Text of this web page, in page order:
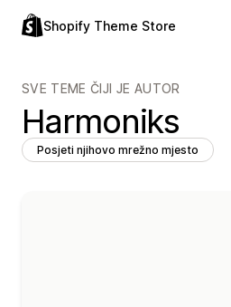
Shopify Theme Store
SVE TEME ČIJI JE AUTOR
Harmoniks
Posjeti njihovo mrežno mjesto